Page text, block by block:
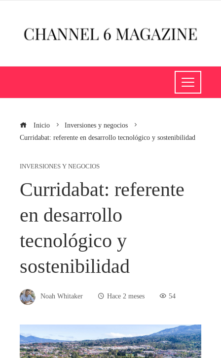
Inicio
Inversiones y negocios
Curridabat: referente en desarrollo tecnológico y sostenibilidad
INVERSIONES Y NEGOCIOS
Curridabat: referente
en desarrollo
tecnológico y
sostenibilidad
Noah Whitaker Hace 2 meses 54